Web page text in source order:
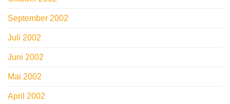
September 2002
Juli 2002
Juni 2002
Mai 2002
April 2002